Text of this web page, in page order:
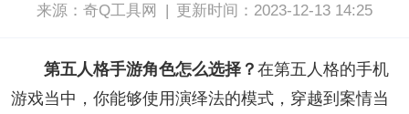
来源：奇Q工具网 | 更新时间：2023-12-13 14:25
第五人格手游角色怎么选择？ 在第五人格的手机
游戏当中，你能够使用演绎法的模式，穿越到案情当